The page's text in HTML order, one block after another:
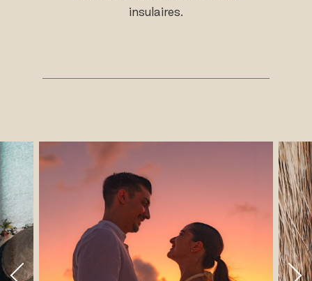
insulaires.